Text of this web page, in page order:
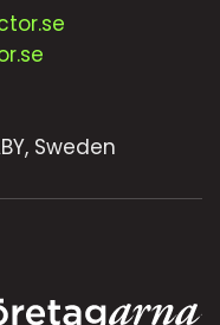
Sweden